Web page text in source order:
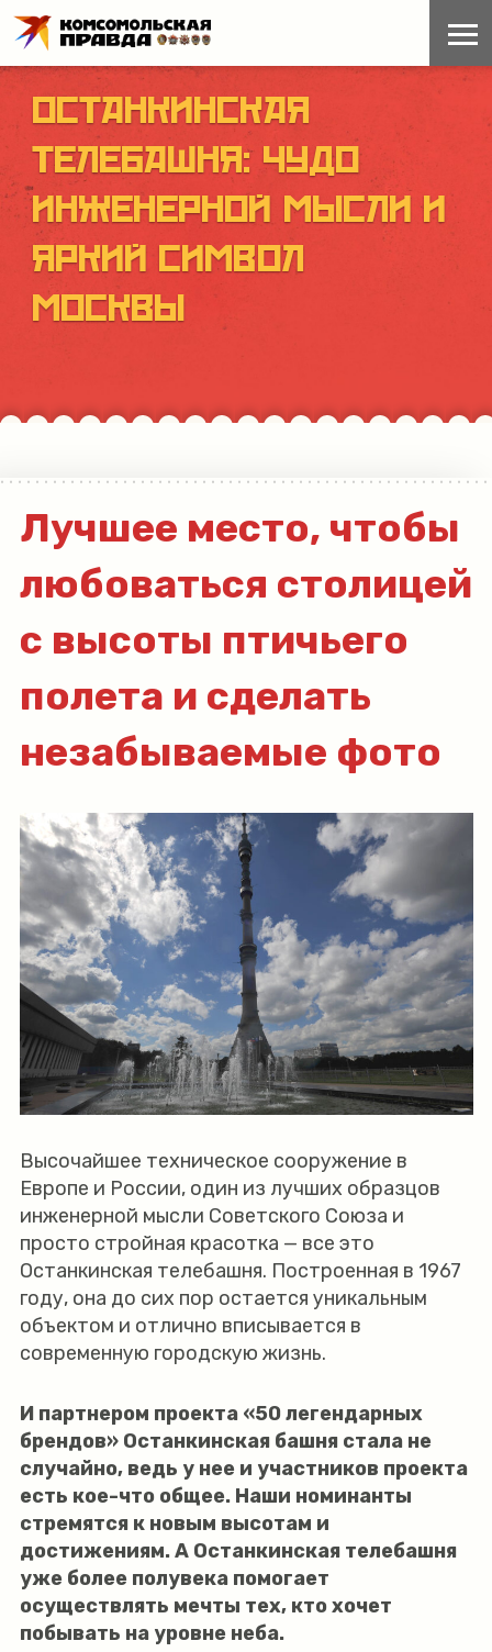
ОСТАНКИНСКАЯ
ТЕЛЕБАШНЯ: ЧУДО
ИНЖЕНЕРНОЙ МЫСЛИ И
ЯРКИЙ СИМВОЛ
МОСКВЫ
Лучшее место, чтобы
любоваться столицей
с высоты птичьего
полета и сделать
незабываемые фото
Высочайшее техническое сооружение в
Европе и России, один из лучших образцов
инженерной мысли Советского Союза и
просто стройная красотка — все это
Останкинская телебашня. Построенная в 1967
году, она до сих пор остается уникальным
объектом и отлично вписывается в
современную городскую жизнь.
И партнером проекта «50 легендарных
брендов» Останкинская башня стала не
случайно, ведь у нее и участников проекта
есть кое-что общее. Наши номинанты
стремятся к новым высотам и
достижениям. А Останкинская телебашня
уже более полувека помогает
осуществлять мечты тех, кто хочет
побывать на уровне неба.